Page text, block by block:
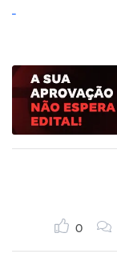
0